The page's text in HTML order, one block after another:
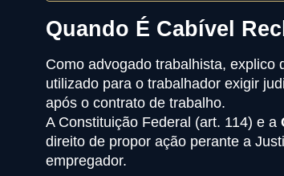
Quando É Cabível
Como advogado trabalhista, explico
utilizado para o trabalhador exigir
após o contrato de trabalho.
A Constituição Federal (art. 114) e a
direito de propor ação perante a
empregador.